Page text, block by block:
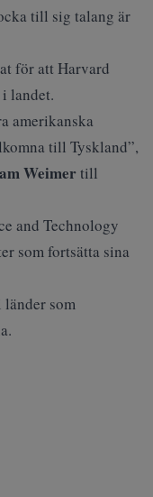
till sig talang är
för att Harvard
landet.
amerikanska
till Tyskland”,
Weimertill
and Technology
som fortsätta sina
som